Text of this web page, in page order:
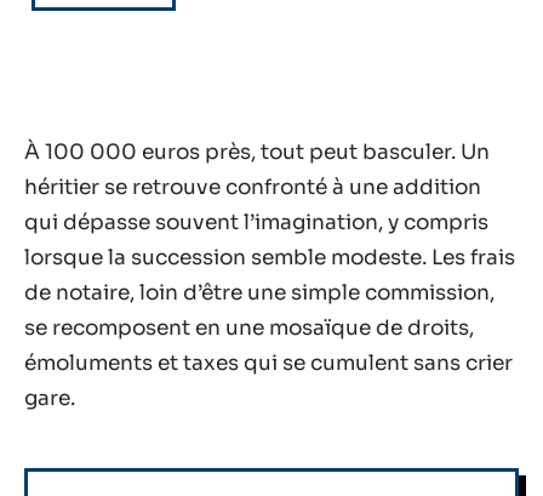
À 100 000 euros près, tout peut basculer. Un
héritier se retrouve confronté à une addition
qui dépasse souvent l’imagination, y compris
lorsque la succession semble modeste. Les frais
de notaire, loin d’être une simple commission,
se recomposent en une mosaïque de droits,
émoluments et taxes qui se cumulent sans crier
gare.